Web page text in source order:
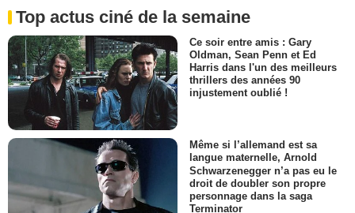
Top actus ciné de la semaine
Ce soir entre amis : Gary
Oldman, Sean Penn et Ed
Harris dans l'un des meilleurs
thrillers des années 90
injustement oublié !
Même si l’allemand est sa
langue maternelle, Arnold
Schwarzenegger n’a pas eu le
droit de doubler son propre
personnage dans la saga
Terminator